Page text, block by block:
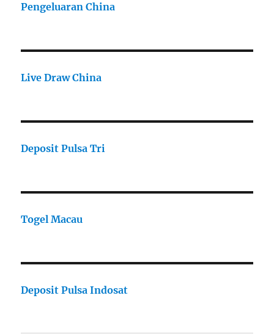
Pengeluaran China
Live Draw China
Deposit Pulsa Tri
Togel Macau
Deposit Pulsa Indosat